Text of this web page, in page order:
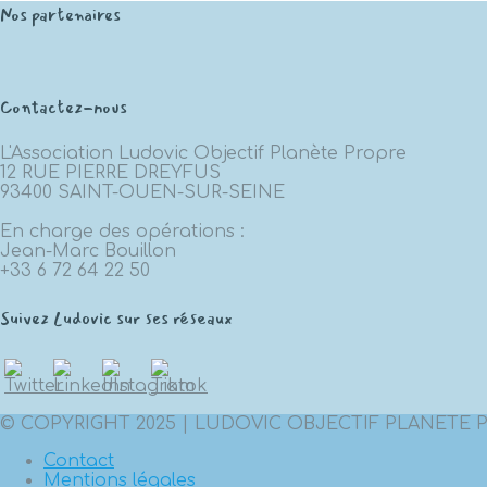
Nos partenaires
Contactez-nous
L'Association Ludovic Objectif Planète Propre
12 RUE PIERRE DREYFUS
93400 SAINT-OUEN-SUR-SEINE
En charge des opérations :
Jean-Marc Bouillon
+33 6 72 64 22 50
Suivez Ludovic sur ses réseaux
© COPYRIGHT 2025 | LUDOVIC OBJECTIF PLANETE
Contact
Mentions légales